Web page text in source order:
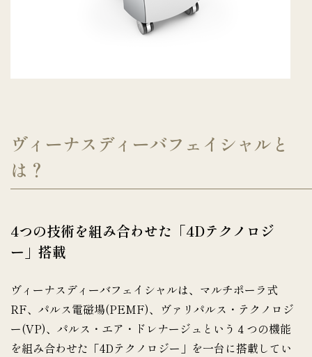
ヴィーナスディーバフェイシャルと
は？
4つの技術を組み合わせた「4Dテクノロジ
ー」搭載
ヴィーナスディーバフェイシャルは、マルチポーラ式
RF、パルス電磁場(PEMF)、ヴァリパルス・テクノロジ
ー(VP)、パルス・エア・ドレナージュという４つの機能
を組み合わせた「4Dテクノロジー」を一台に搭載してい